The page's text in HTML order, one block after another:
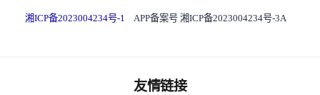
湘ICP备2023004234号-1 APP备案号 湘ICP备2023004234号-3A
友情链接